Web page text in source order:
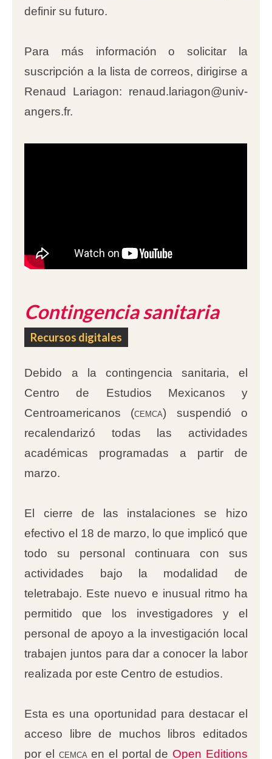
definir su futuro.
Para más información o solicitar la
suscripción a la lista de correos, dirigirse a
Renaud Lariagon: renaud.lariagon@univ-
angers.fr.
Contingencia sanitaria
Recursos digitales
Debido a la contingencia sanitaria, el
Centro de Estudios Mexicanos y
Centroamericanos (cemca) suspendió o
recalendarizó todas las actividades
académicas programadas a partir de
marzo.
El cierre de las instalaciones se hizo
efectivo el 18 de marzo, lo que implicó que
todo su personal continuara con sus
actividades bajo la modalidad de
teletrabajo. Este nuevo e inusual ritmo ha
permitido que los investigadores y el
personal de apoyo a la investigación local
trabajen juntos para dar a conocer la labor
realizada por este Centro de estudios.
Esta es una oportunidad para destacar el
acceso libre de muchos libros editados
por el cemca en el portal de Open Editions